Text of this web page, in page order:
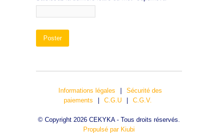
Informations légales
Sécurité des
paiements
C.G.U C.G.V.
© Copyright 2026 CEKYKA - Tous droits réservés.
Propulsé par Kiubi